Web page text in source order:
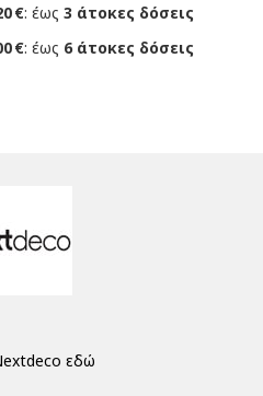
€: έως 3 άτοκες δόσεις
€: έως 6 άτοκες δόσεις
εδώ